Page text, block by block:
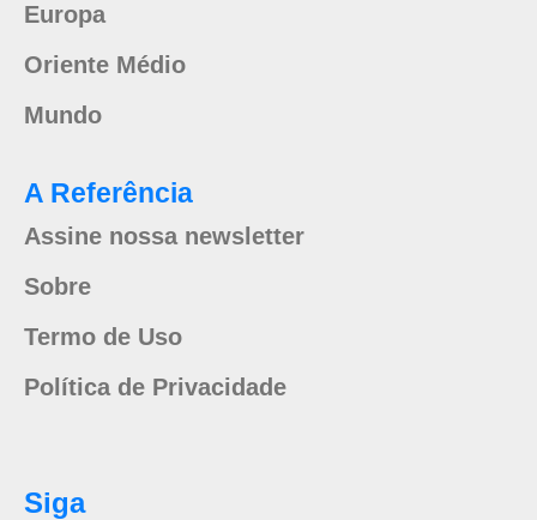
Europa
Oriente Médio
Mundo
A Referência
Assine nossa newsletter
Sobre
Termo de Uso
Política de Privacidade
Siga